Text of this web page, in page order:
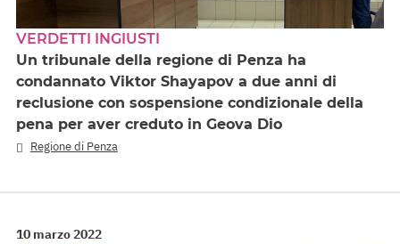
VERDETTI INGIUSTI
Un tribunale della regione di Penza ha
condannato Viktor Shayapov a due anni di
reclusione con sospensione condizionale della
pena per aver creduto in Geova Dio
Regione di Penza
10 marzo 2022